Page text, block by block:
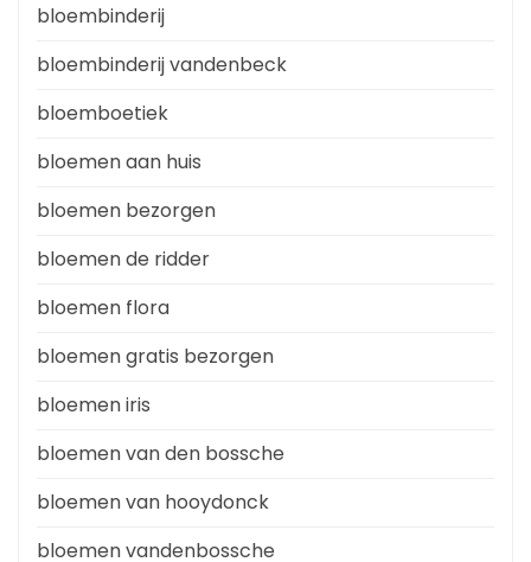
bloembinderij
bloembinderij vandenbeck
bloemboetiek
bloemen aan huis
bloemen bezorgen
bloemen de ridder
bloemen flora
bloemen gratis bezorgen
bloemen iris
bloemen van den bossche
bloemen van hooydonck
bloemen vandenbossche